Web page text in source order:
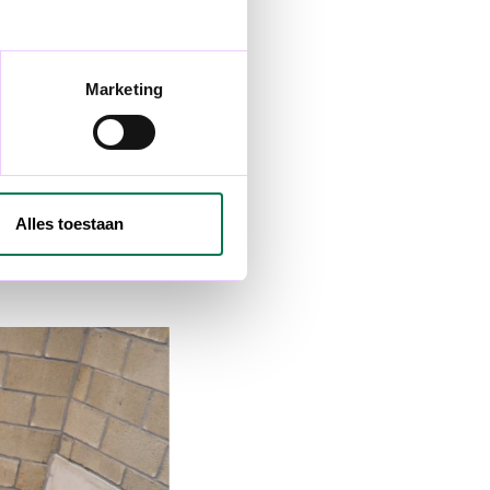
Marketing
Alles toestaan
Meant to
– moet ik
job was